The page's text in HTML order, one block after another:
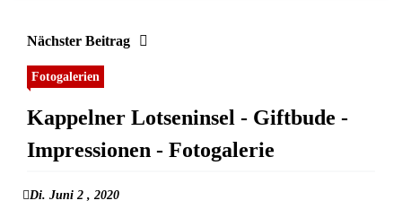
Nächster Beitrag
Fotogalerien
Kappelner Lotseninsel - Giftbude -
Impressionen - Fotogalerie
Di. Juni 2 , 2020